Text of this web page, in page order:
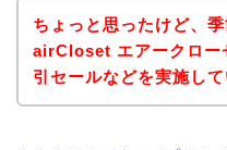
ちょっと思ったけど、
airCloset エアークロー
引セールなどを実施して